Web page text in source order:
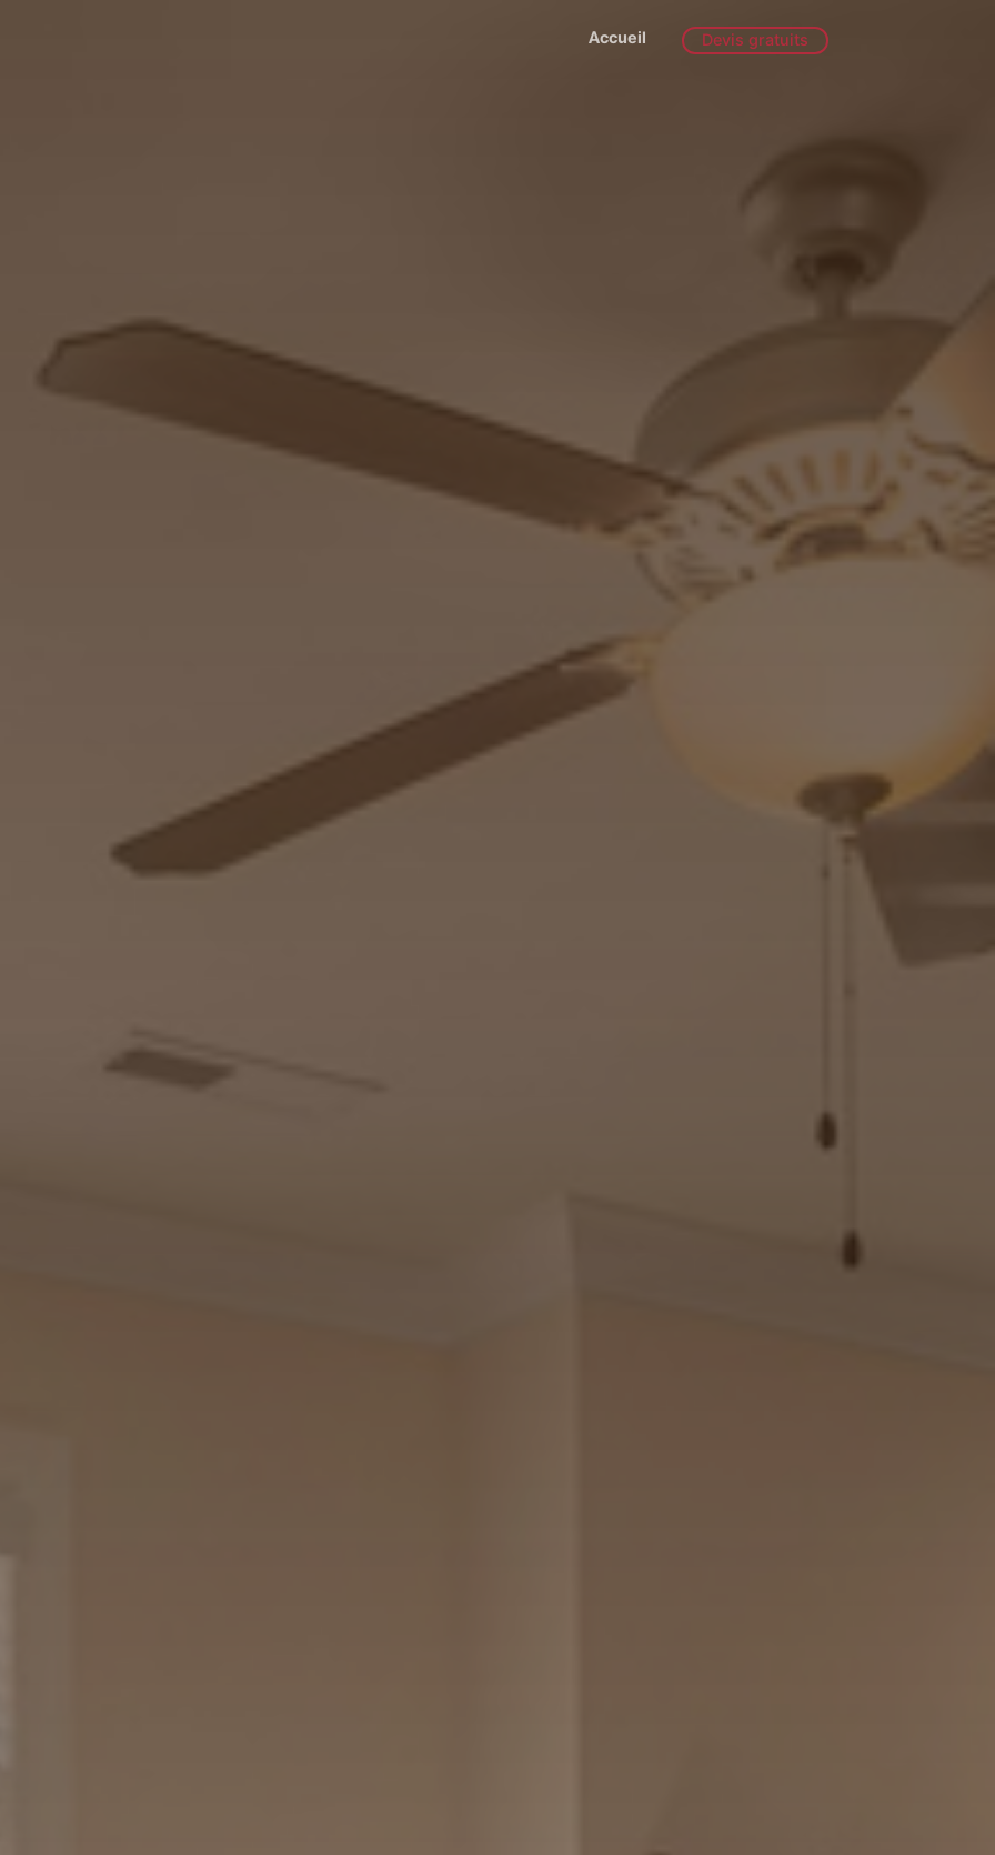
Accueil Devis gratuits